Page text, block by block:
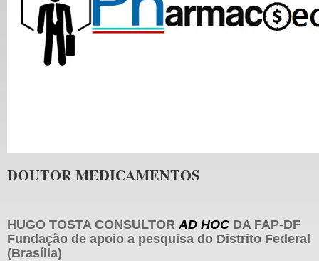
DOUTOR MEDICAMENTOS
HUGO TOSTA CONSULTOR AD HOC DA FAP-DF
Fundação de apoio a pesquisa do Distrito Federal
(Brasília)